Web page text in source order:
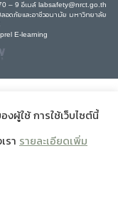
– 9 อีเมล์ labsafety@nrct.go.th
ดภัยและอาชีวอนามัย มหาวิทยาลัย
E-learning
ผู้ใช้ การใช้เว็บไซต์นี้
รา รายละเอียดเพิ่ม